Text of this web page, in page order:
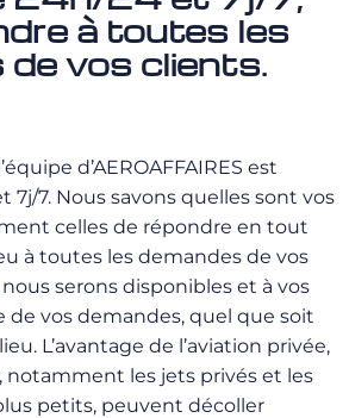
à toutes les
de vos clients.
d’AEROAFFAIRES est
7j/7. Nous savons quelles sont vos
celles de répondre en tout
à toutes les demandes de vos
serons disponibles et à vos
de vos demandes, quel que soit
L’avantage de l’aviation privée,
notamment les jets privés et les
petits, peuvent décoller